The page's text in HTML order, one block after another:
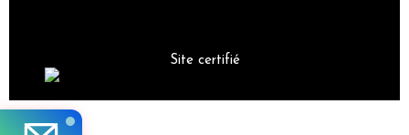
Site certifié